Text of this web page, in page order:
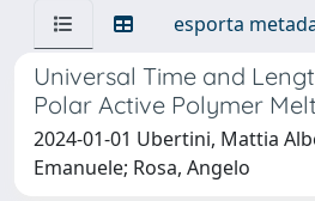
esporta
Universal Time and
Polar Active Polymer
2024-01-01 Ubertini, Mattia
Emanuele; Rosa, Angelo